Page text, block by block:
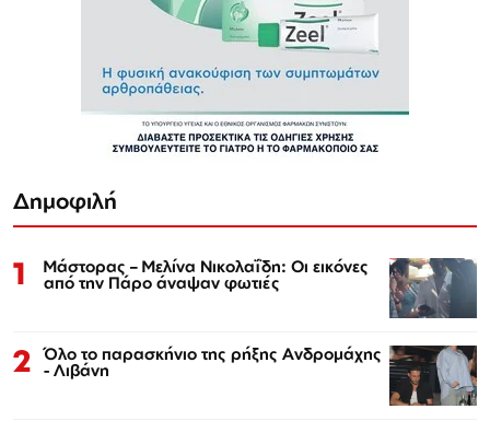
Δημοφιλή
1 Μάστορας – Μελίνα Νικολαΐδη: Οι εικόνες
από την Πάρο άναψαν φωτιές
2 Όλο το παρασκήνιο της ρήξης Ανδρομάχης
- Λιβάνη